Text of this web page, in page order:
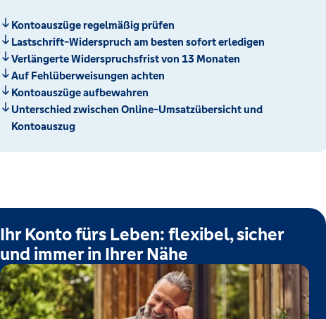
Kontoauszüge regelmäßig prüfen
Lastschrift-Widerspruch am besten sofort erledigen
Verlängerte Widerspruchsfrist von 13 Monaten
Auf Fehlüberweisungen achten
Kontoauszüge aufbewahren
Unterschied zwischen Online-Umsatzübersicht und
Kontoauszug
Ihr Konto fürs Leben: flexibel, sicher
und immer in Ihrer Nähe